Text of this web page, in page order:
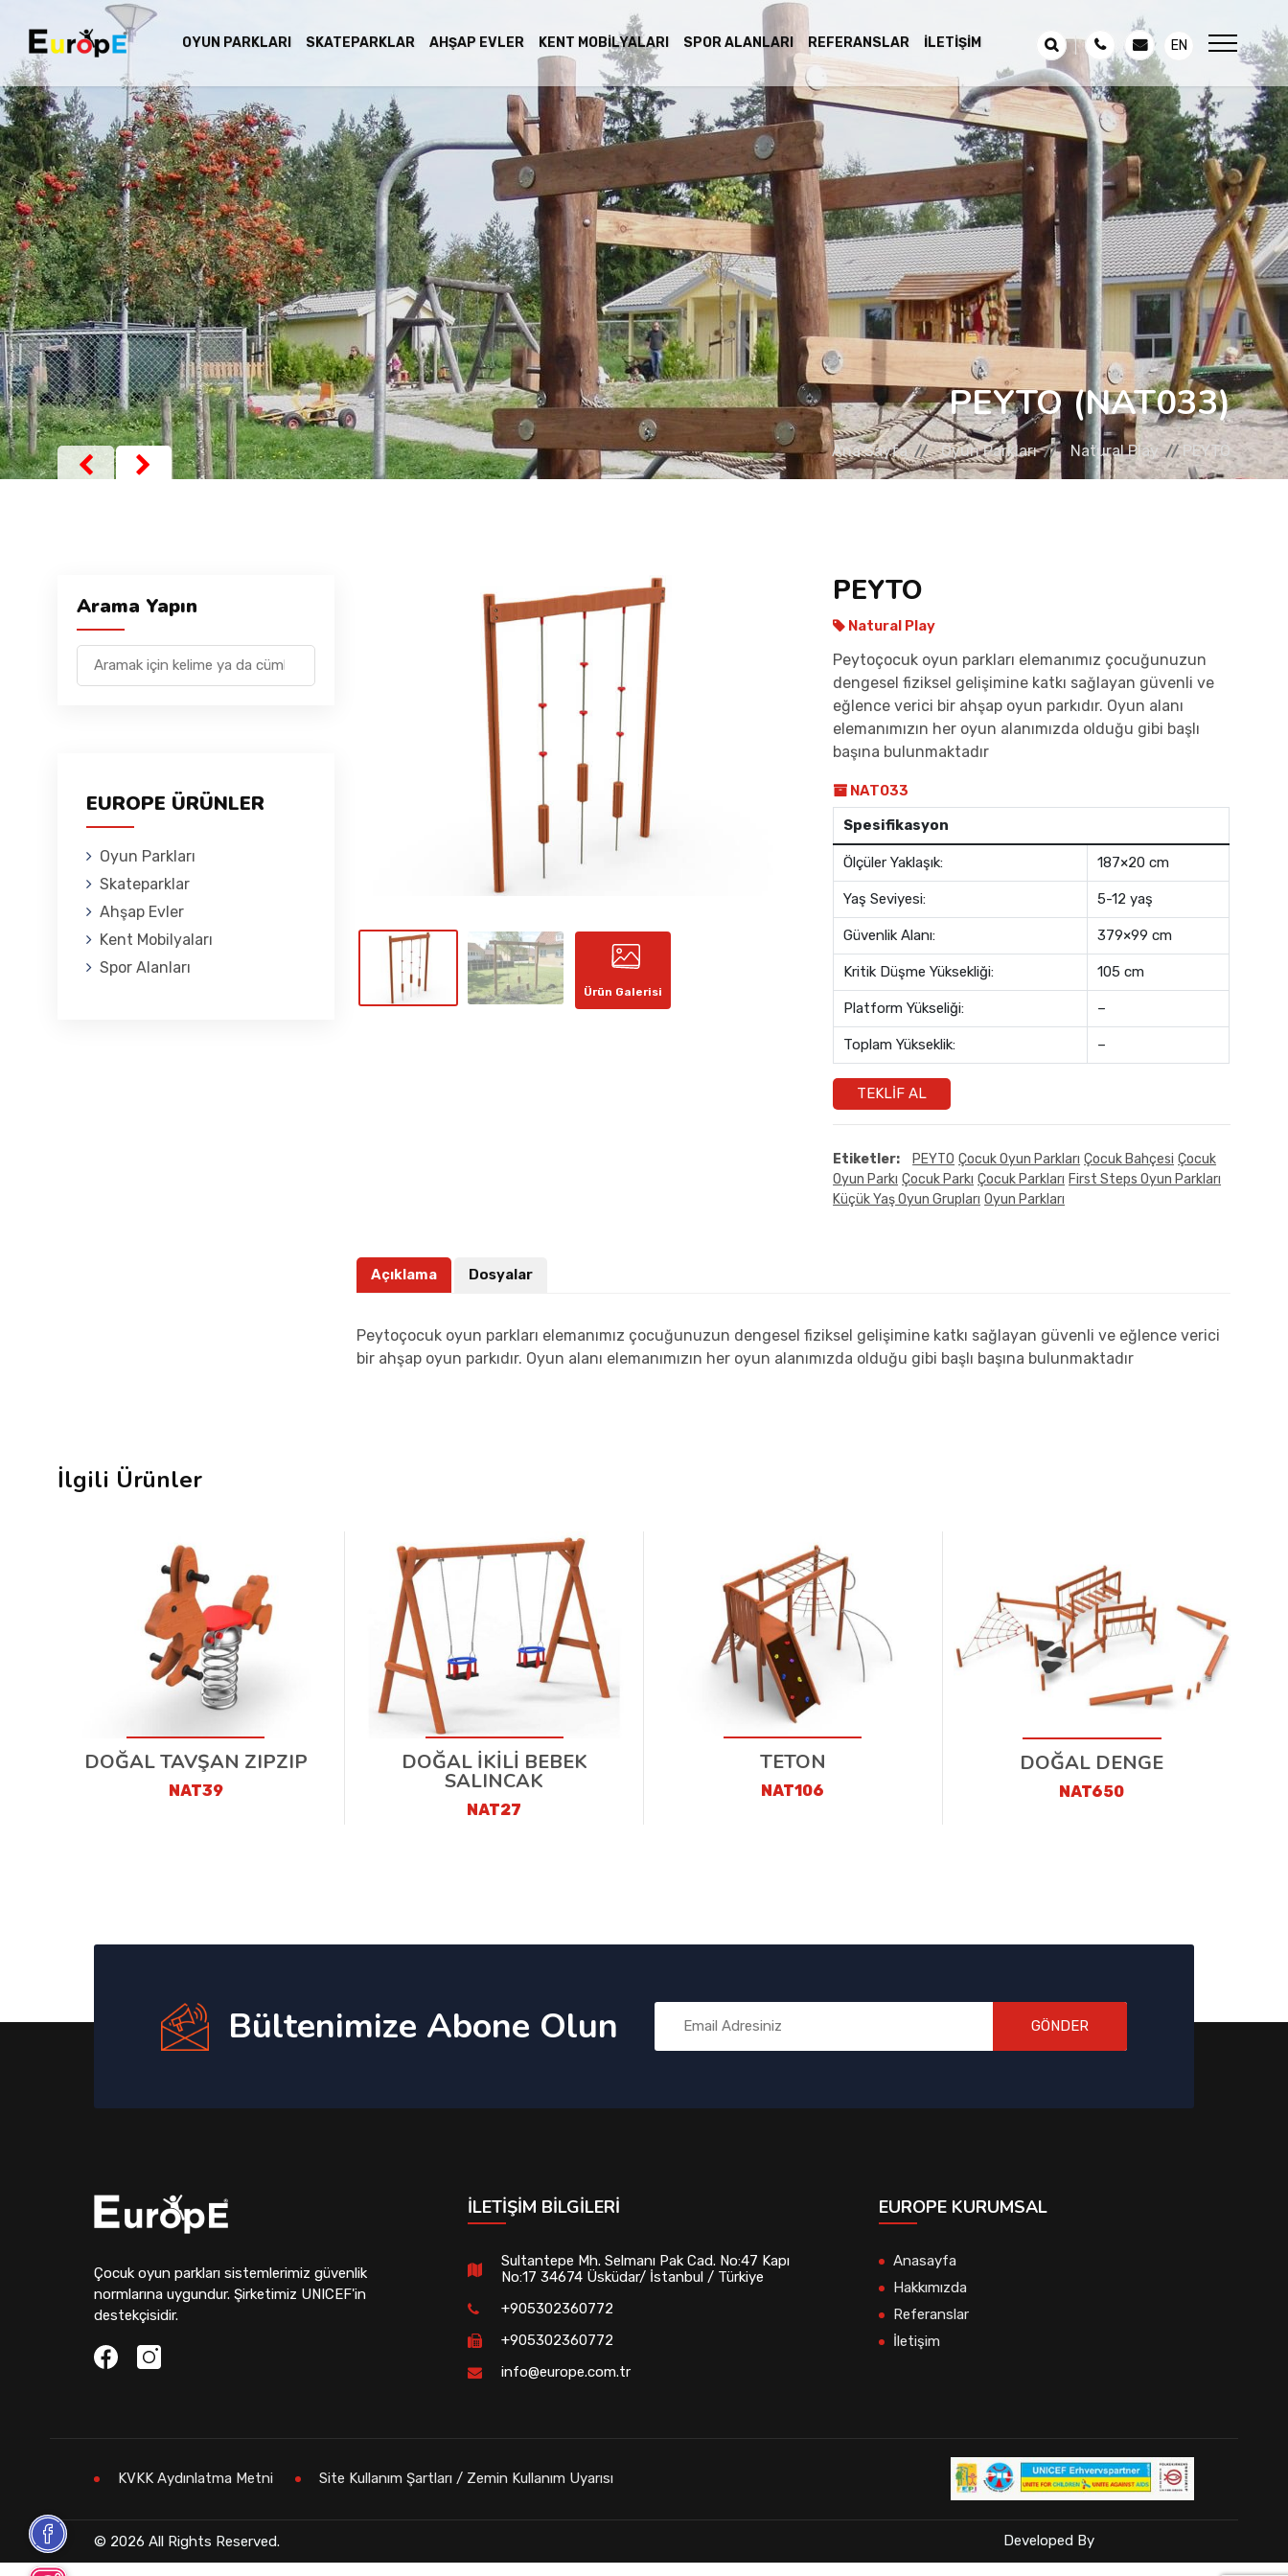
OYUN PARKLARI SKATEPARKLAR AHŞAP EVLER KENT MOBILYALARI SPOR ALANLARI REFERANSLAR İLETIŞIM EN
PEYTO (NAT033)
Ana Sayfa Oyun Parkları Natural Play PEYTO
Arama Yapın
EUROPE ÜRÜNLER
Oyun Parkları
Skateparklar
Ahşap Evler
Kent Mobilyaları
Spor Alanları
Ürün Galerisi
PEYTO
Natural Play
Peytoçocuk oyun parkları elemanımız çocuğunuzun
dengesel fiziksel gelişimine katkı sağlayan güvenli ve
eğlence verici bir ahşap oyun parkıdır. Oyun alanı
elemanımızın her oyun alanımızda olduğu gibi başlı
başına bulunmaktadır
NAT033
Spesifikasyon
Ölçüler Yaklaşık: 187×20 cm
Yaş Seviyesi: 5-12 yaş
Güvenlik Alanı: 379×99 cm
Kritik Düşme Yüksekliği: 105 cm
Platform Yükseliği: –
Toplam Yükseklik: –
TEKLIF AL
Etiketler: PEYTO Çocuk Oyun Parkları Çocuk Bahçesi Çocuk
Oyun Parkı Çocuk Parkı Çocuk Parkları First Steps Oyun Parkları
Küçük Yaş Oyun Grupları Oyun Parkları
Açıklama Dosyalar
Peytoçocuk oyun parkları elemanımız çocuğunuzun dengesel fiziksel gelişimine katkı sağlayan güvenli ve eğlence verici
bir ahşap oyun parkıdır. Oyun alanı elemanımızın her oyun alanımızda olduğu gibi başlı başına bulunmaktadır
İlgili Ürünler
DOĞAL TAVŞAN ZIPZIP
NAT39
DOĞAL İKİLİ BEBEK
SALINCAK
NAT27
TETON
NAT106
DOĞAL DENGE
NAT650
Bültenimize Abone Olun GÖNDER
Çocuk oyun parkları sistemlerimiz güvenlik
normlarına uygundur. Şirketimiz UNICEF'in
destekçisidir.
İLETIŞIM BILGILERI
Sultantepe Mh. Selmanı Pak Cad. No:47 Kapı
No:17 34674 Üsküdar/ İstanbul / Türkiye
+905302360772
+905302360772
info@europe.com.tr
EUROPE KURUMSAL
Anasayfa
Hakkımızda
Referanslar
İletişim
KVKK Aydınlatma Metni Site Kullanım Şartları / Zemin Kullanım Uyarısı
© 2026 All Rights Reserved. Developed By